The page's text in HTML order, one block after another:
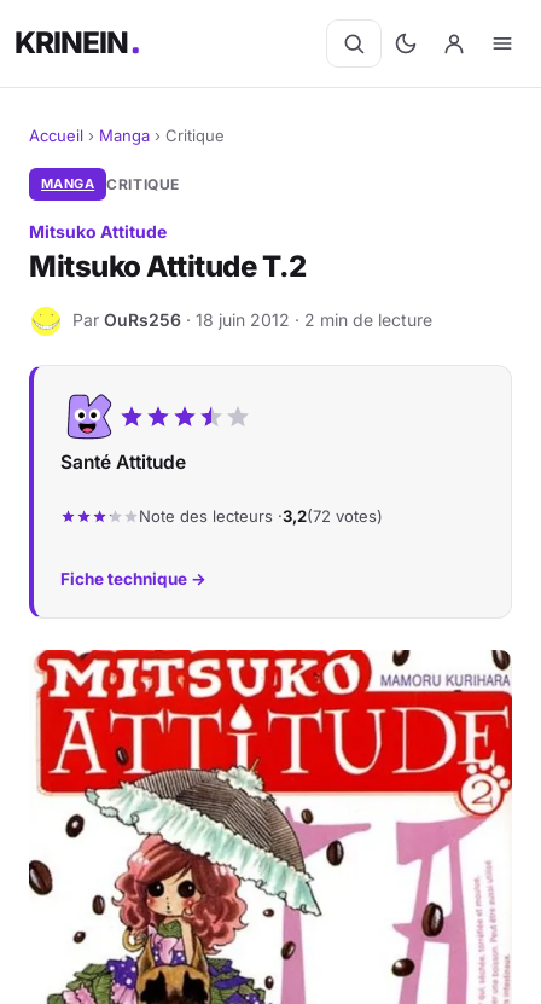
KRINEIN
Cinéma
Séries
Livres
Jeux vidéo
Musique
Sortir
Sciences & Tech
Forum
Accueil › Manga › Critique
MANGA CRITIQUE
Mitsuko Attitude
Mitsuko Attitude T.2
O Par OuRs256 · 18 juin 2012 · 2 min de lecture
Santé Attitude
Note des lecteurs ·3,2(72 votes)
Fiche technique →